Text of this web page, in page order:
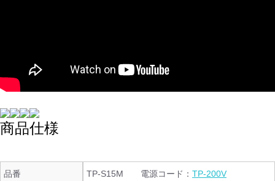
商品仕様
品番 TP-S15M 電源コード： TP-200V